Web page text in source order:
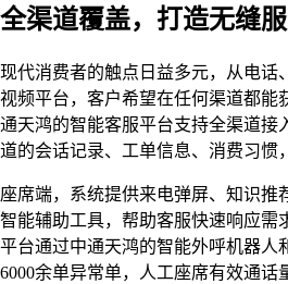
全渠道覆盖，打造无缝
现代消费者的触点日益多元，从电话
视频平台，客户希望在任何渠道都能
通天鸿的智能客服平台支持全渠道接
道的会话记录、工单信息、消费习惯
座席端，系统提供来电弹屏、知识推
智能辅助工具，帮助客服快速响应需
平台通过中通天鸿的智能外呼机器人
6000余单异常单，人工座席有效通话